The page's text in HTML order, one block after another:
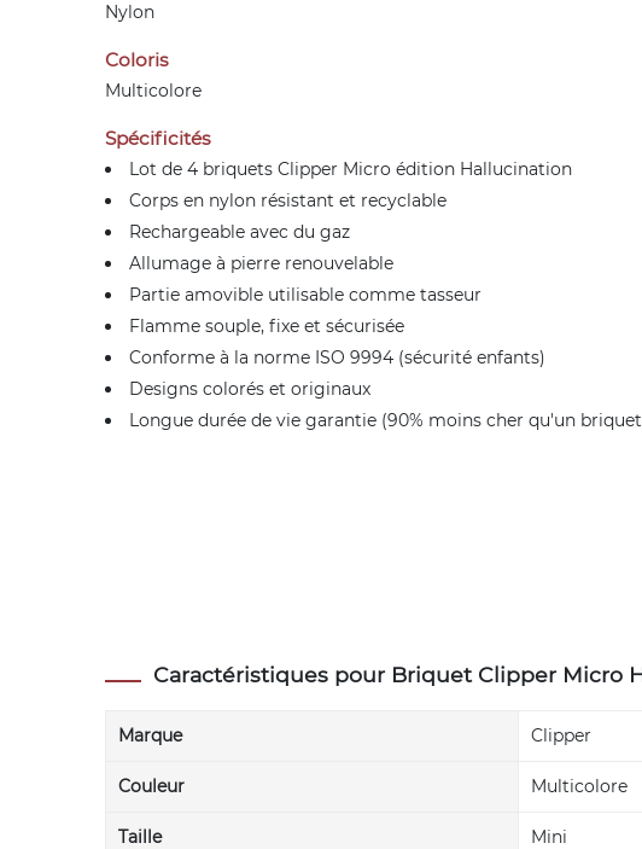
Nylon
Coloris
Multicolore
Spécificités
Lot de 4 briquets Clipper Micro édition Hallucination
Corps en nylon résistant et recyclable
Rechargeable avec du gaz
Allumage à pierre renouvelable
Partie amovible utilisable comme tasseur
Flamme souple, fixe et sécurisée
Conforme à la norme ISO 9994 (sécurité enfants)
Designs colorés et originaux
Longue durée de vie garantie (90% moins cher qu'un
Caractéristiques pour Briquet Clipper Micro
Marque Clipper
Couleur Multicolore
Taille Mini